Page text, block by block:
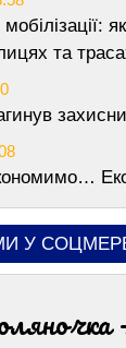
та
У